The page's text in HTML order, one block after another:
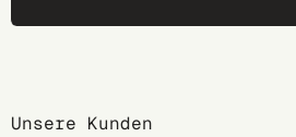
Unsere Kunden